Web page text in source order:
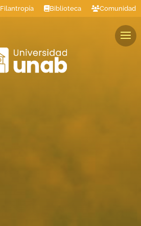
Filantropía Biblioteca Comunidad
Graduados